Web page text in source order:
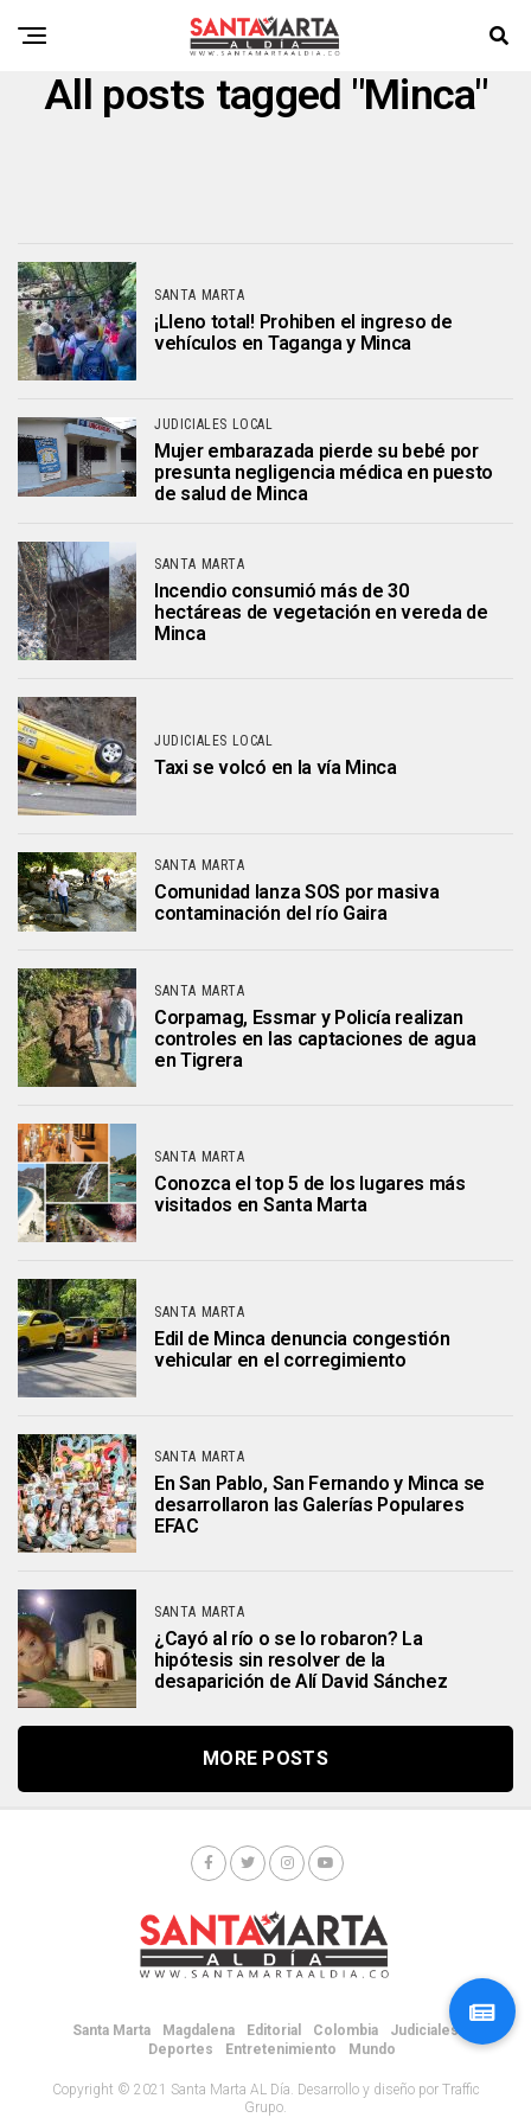
All posts tagged "Minca"
SANTA MARTA
¡Lleno total! Prohiben el ingreso de
vehículos en Taganga y Minca
JUDICIALES LOCAL
Mujer embarazada pierde su bebé por
presunta negligencia médica en puesto
de salud de Minca
SANTA MARTA
Incendio consumió más de 30
hectáreas de vegetación en vereda de
Minca
JUDICIALES LOCAL
Taxi se volcó en la vía Minca
SANTA MARTA
Comunidad lanza SOS por masiva
contaminación del río Gaira
SANTA MARTA
Corpamag, Essmar y Policía realizan
controles en las captaciones de agua
en Tigrera
SANTA MARTA
Conozca el top 5 de los lugares más
visitados en Santa Marta
SANTA MARTA
Edil de Minca denuncia congestión
vehicular en el corregimiento
SANTA MARTA
En San Pablo, San Fernando y Minca se
desarrollaron las Galerías Populares
EFAC
SANTA MARTA
¿Cayó al río o se lo robaron? La
hipótesis sin resolver de la
desaparición de Alí David Sánchez
MORE POSTS
Santa Marta Magdalena Editorial Colombia
Judiciales
Deportes
Entretenimiento Mundo
Copyright © 2021 Santa Marta AL Día. Desarrollo y diseño por Traffic
Grupo.